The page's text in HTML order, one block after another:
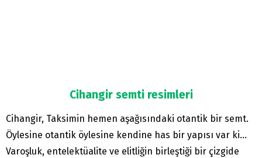
Cihangir semti resimleri
Cihangir, Taksimin hemen aşağısındaki otantik bir semt.
Öylesine otantik öylesine kendine has bir yapısı var ki…
Varoşluk, entelektüalite ve elitliğin birleştiği bir çizgide